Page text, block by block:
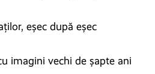
eșec după eșec
imagini vechi de șapte ani